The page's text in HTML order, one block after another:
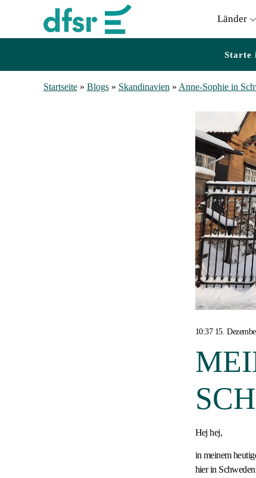
Länder
Starte
Startseite» Blogs» Skandinavien » Anne-Sophie in
10:37 15.
Hej hej,
in meinem
hier in